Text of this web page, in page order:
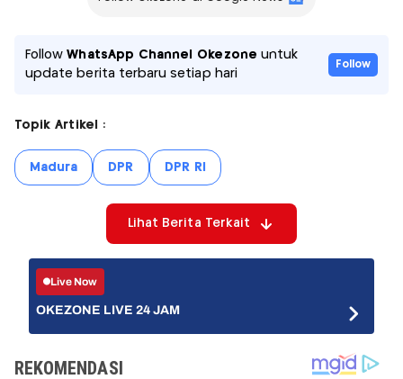
FollowWhatsApp Channel Okezone untuk
update berita terbaru setiap hari
Follow
Topik Artikel :
Madura DPR DPR RI
Lihat Berita Terkait
Live Now
OKEZONE LIVE 24 JAM